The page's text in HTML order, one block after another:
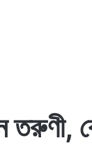
তরুণী,